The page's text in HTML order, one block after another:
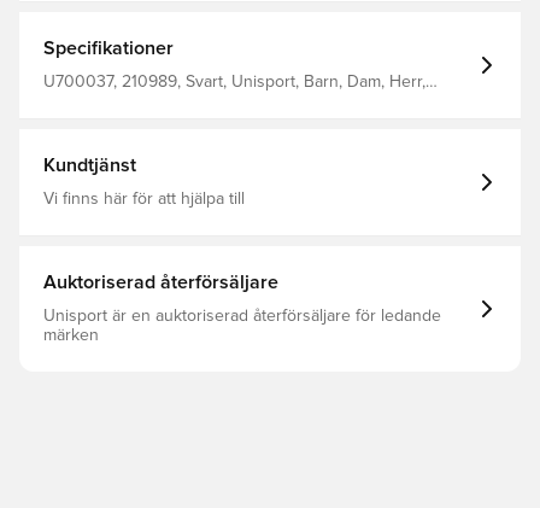
Specifikationer
U700037, 210989, Svart, Unisport, Barn, Dam, Herr,
Kundtjänst
Vi finns här för att hjälpa till
Auktoriserad återförsäljare
Unisport är en auktoriserad återförsäljare för ledande
märken